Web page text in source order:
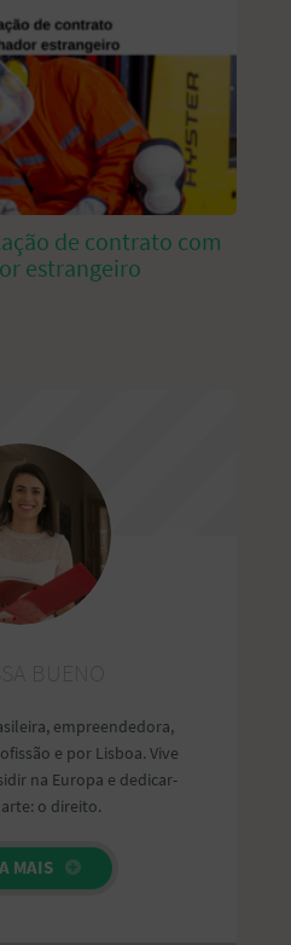
de contrato com
estrangeiro
empreendedora,
e por Lisboa. Vive
na Europa e dedicar-
arte: o direito.
MAIS